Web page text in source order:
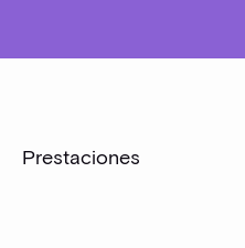
Prestaciones